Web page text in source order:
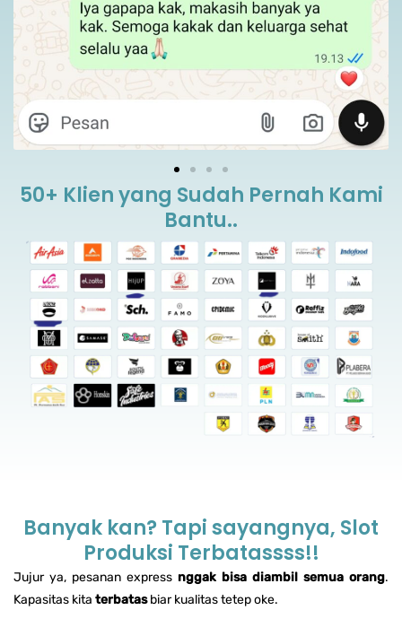
50+ Klien yang Sudah Pernah Kami
Bantu..
Banyak kan? Tapi sayangnya, Slot
Produksi Terbatassss!!
Jujur ya, pesanan express nggak bisa diambil semua orang.
Kapasitas kita terbatasbiar kualitas tetep oke.